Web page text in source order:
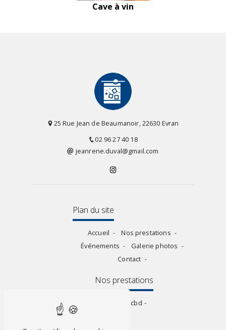
Cave à vin
25 Rue Jean de Beaumanoir, 22630 Evran
02 96 27 40 18
jeanrene.duval@gmail.com
Plan du site
Accueil
Nos prestations
Événements
Galerie photos
Contact
Nos prestations
Vap électronique
Vente de cbd